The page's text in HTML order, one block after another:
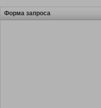
Форма запроса